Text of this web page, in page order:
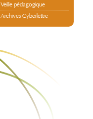
Veille pédagogique
Archives Cyberlettre